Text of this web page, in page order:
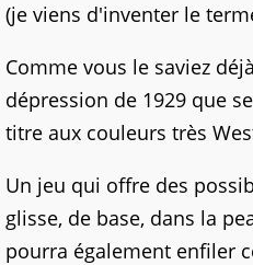
(je viens d'inventer le
Comme vous le saviez
dépression de 1929 que
titre aux couleurs très
Un jeu qui offre des
glisse, de base, dans la
pourra également enfiler